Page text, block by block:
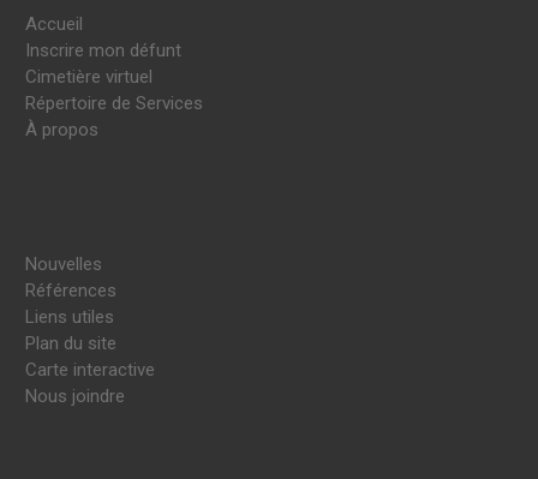
Accueil
Inscrire mon défunt
Cimetière virtuel
Répertoire de Services
À propos
Nouvelles
Références
Liens utiles
Plan du site
Carte interactive
Nous joindre